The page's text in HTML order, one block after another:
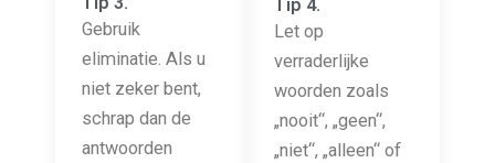
Gebruik
eliminatie. Als u
niet zeker bent,
schrap dan de
antwoorden
Tip 4.
Let op
verraderlijke
woorden zoals
„nooit“, „geen“,
„niet“, „alleen“ of